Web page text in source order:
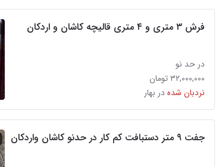
فرش ۳ متری و ۴ متری قالیچه کاشان و اردکان
در حد نو
۳۲,۰۰۰,۰۰۰ تومان
نردبان شدهدر بهار
جفت ۹ متر دستبافت کم کار در حدنو کاشان واردکان